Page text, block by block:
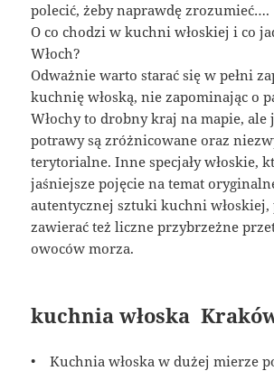
polecić, żeby naprawdę zrozumieć….
O co chodzi w kuchni włoskiej i co
Włoch?
Odważnie warto starać się w pełni
kuchnię włoską, nie zapominając o
Włochy to drobny kraj na mapie, ale
potrawy są zróżnicowane oraz
terytorialne. Inne specjały włoskie,
jaśniejsze pojęcie na temat
autentycznej sztuki kuchni
zawierać też liczne przybrzeżne
owoców morza.
kuchnia włoska
• Kuchnia włoska w dużej mierze